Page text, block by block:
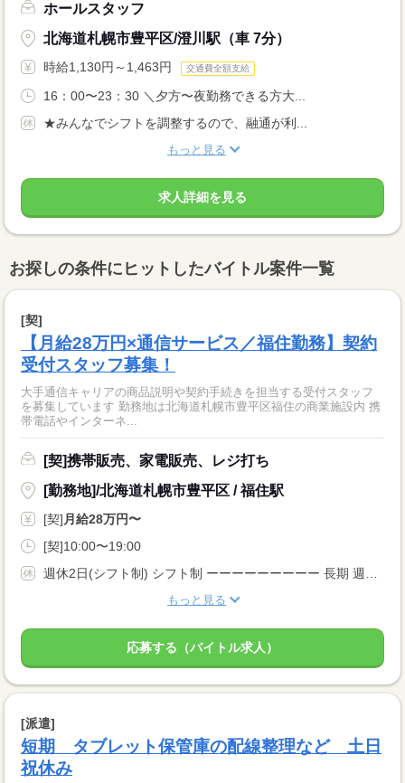
ホールスタッフ
北海道札幌市豊平区/澄川駅（車 7分）
時給1,130円～1,463円 交通費全額支給
16：00〜23：30 ＼夕方〜夜勤務できる方大...
★みんなでシフトを調整するので、融通が利...
もっと見る
求人詳細を見る
お探しの条件にヒットしたバイトル案件一覧
[契]
【月給28万円×通信サービス／福住勤務】契約
受付スタッフ募集！
大手通信キャリアの商品説明や契約手続きを担当する受付スタッフ
を募集しています 勤務地は北海道札幌市豊平区福住の商業施設内 携
帯電話やインターネ...
[契]携帯販売、家電販売、レジ打ち
[勤務地]/北海道札幌市豊平区 / 福住駅
[契] 月給28万円〜
[契]10:00〜19:00
もっと見る
応募する（バイトル求人）
[派遣]
短期 タブレット保管庫の配線整理など 土日
祝休み